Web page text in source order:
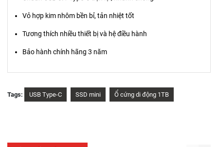
Vỏ hợp kim nhôm bền bỉ, tản nhiệt tốt
Tương thích nhiều thiết bị và hệ điều hành
Bảo hành chính hãng 3 năm
Tags: USB Type-C SSD mini Ổ cứng di động 1TB